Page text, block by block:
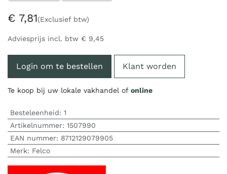
€ 7,81(Exclusief btw)
Adviesprijs incl. btw € 9,45
Login om te bestellen Klant worden
Te koop bij uw lokale vakhandel of online
Besteleenheid: 1
Artikelnummer: 1507990
EAN nummer: 8712129079905
Merk: Felco